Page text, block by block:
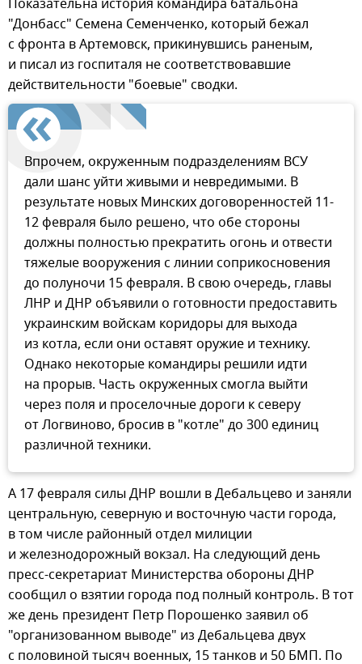
Показательна история командира батальона
"Донбасс" Семена Семенченко, который бежал
с фронта в Артемовск, прикинувшись раненым,
и писал из госпиталя не соответствовавшие
действительности "боевые" сводки.
Впрочем, окруженным подразделениям ВСУ
дали шанс уйти живыми и невредимыми. В
результате новых Минских договоренностей 11-
12 февраля было решено, что обе стороны
должны полностью прекратить огонь и отвести
тяжелые вооружения с линии соприкосновения
до полуночи 15 февраля. В свою очередь, главы
ЛНР и ДНР объявили о готовности предоставить
украинским войскам коридоры для выхода
из котла, если они оставят оружие и технику.
Однако некоторые командиры решили идти
на прорыв. Часть окруженных смогла выйти
через поля и проселочные дороги к северу
от Логвиново, бросив в "котле" до 300 единиц
различной техники.
А 17 февраля силы ДНР вошли в Дебальцево и заняли
центральную, северную и восточную части города,
в том числе районный отдел милиции
и железнодорожный вокзал. На следующий день
пресс-секретариат Министерства обороны ДНР
сообщил о взятии города под полный контроль. В тот
же день президент Петр Порошенко заявил об
"организованном выводе" из Дебальцева двух
с половиной тысяч военных, 15 танков и 50 БМП. По